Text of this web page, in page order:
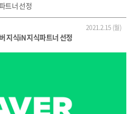
트너 선정
2021.2.15 (월)
지식iN 지식파트너 선정